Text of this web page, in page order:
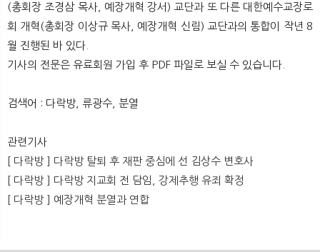
(총회장 조경삼 목사, 예장개혁 강서) 교단과 또 다른 대한예수교장로
회 개혁(총회장 이상규 목사, 예장개혁 신림) 교단과의 통합이 작년 8
월 진행된 바 있다.
기사의 전문은 유료회원 가입 후 PDF 파일로 보실 수 있습니다.
검색어 : 다락방, 류광수, 분열
관련기사
[ 다락방 ] 다락방 탈퇴 후 재판 중심에 선 김상수 변호사
[ 다락방 ] 다락방 지교회 전 담임, 강제추행 유죄 확정
[ 다락방 ] 예장개혁 분열과 연합